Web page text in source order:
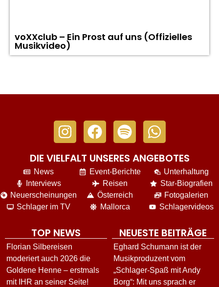
voXXclub – Ein Prost auf uns (Offizielles
Musikvideo)
DIE VIELFALT UNSERES ANGEBOTES
News
Interviews
Neuerscheinungen
Schlager im TV
Event-Berichte
Reisen
Österreich
Mallorca
Unterhaltung
Star-Biografien
Fotogalerien
Schlagervideos
TOP NEWS
Florian Silbereisen
moderiert auch 2026 die
Goldene Henne – erstmals
mit IHR an seiner Seite!
NEUESTE BEITRÄGE
Eghard Schumann ist der
Musikproduzent vom
„Schlager-Spaß mit Andy
Borg“: Mit uns sprach er